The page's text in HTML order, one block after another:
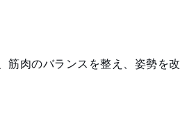
筋肉のバランスを整え、姿勢を改